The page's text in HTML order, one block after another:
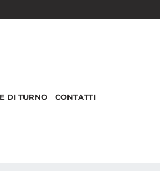
DI TURNO CONTATTI